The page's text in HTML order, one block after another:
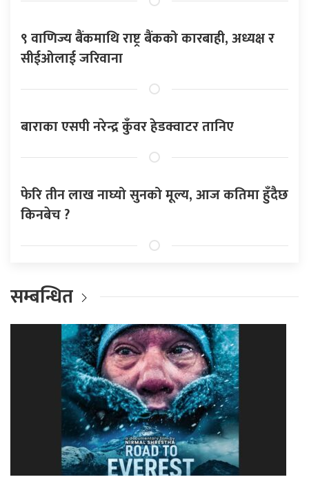
९ वाणिज्य बैंकमाथि राष्ट्र बैंकको कारबाही, अध्यक्ष र
सीईओलाई जरिवाना
बाराका एसपी नरेन्द्र कुँवर हेडक्वाटर तानिए
फेरि तीन लाख नाघ्यो सुनको मूल्य, आज कतिमा हुँदैछ
किनबेच ?
सम्बन्धित